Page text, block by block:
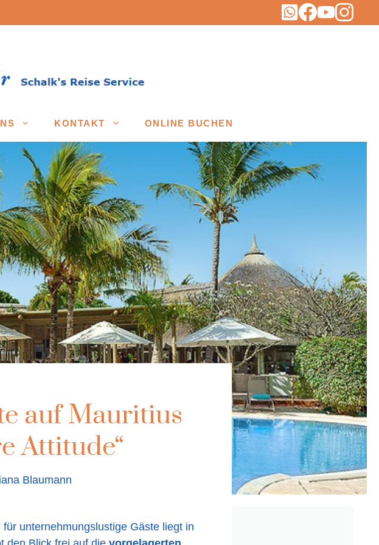
KONTAKT ONLINE BUCHEN
auf Mauritius
Attitude“
Blaumann
für unternehmungslustige Gäste liegt in